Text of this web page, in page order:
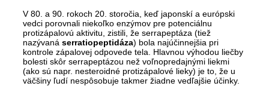
V 80. a 90. rokoch 20. storočia, keď japonskí a európski
vedci porovnali niekoľko enzýmov pre potenciálnu
protizápalovú aktivitu, zistili, že serrapeptáza (tiež
nazývaná serratiopeptidáza) bola najúčinnejšia pri
kontrole zápalovej odpovede tela. Hlavnou výhodou liečby
bolesti skôr serrapeptázou než voľnopredajnými liekmi
(ako sú napr. nesteroidné protizápalové lieky) je to, že u
väčšiny ľudí nespôsobuje takmer žiadne vedľajšie účinky.